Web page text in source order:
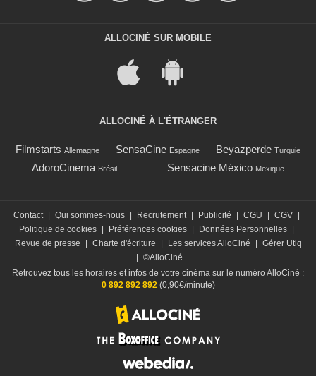
ALLOCINÉ SUR MOBILE
ALLOCINÉ À L'ÉTRANGER
Filmstarts Allemagne SensaCine Espagne Beyazperde Turquie
AdoroCinema Brésil Sensacine México Mexique
Contact Qui sommes-nous Recrutement Publicité CGU CGV
Politique de cookies
Préférences cookies Données Personnelles
Revue de presse
Charte d'écriture Les services AlloCiné
Gérer Utiq
©AlloCiné
Retrouvez tous les horaires et infos de votre cinéma sur le numéro AlloCiné :
0 892 892 892(0,90€/minute)